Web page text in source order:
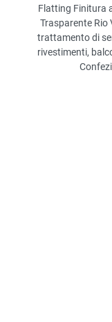
Flatting Finitura
Trasparente Rio
trattamento di
rivestimenti,